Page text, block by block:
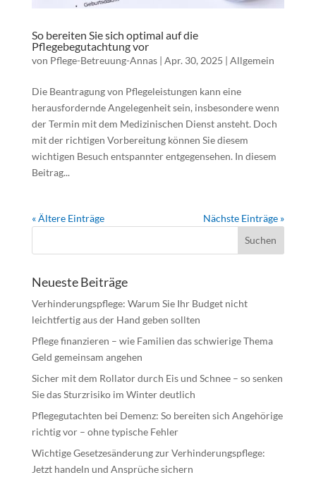
So bereiten Sie sich optimal auf die
Pflegebegutachtung vor
von Pflege-Betreuung-Annas| Apr. 30, 2025 | Allgemein
Die Beantragung von Pflegeleistungen kann eine
herausfordernde Angelegenheit sein, insbesondere wenn
der Termin mit dem Medizinischen Dienst ansteht. Doch
mit der richtigen Vorbereitung können Sie diesem
wichtigen Besuch entspannter entgegensehen. In diesem
Beitrag...
« Ältere Einträge Nächste Einträge »
Neueste Beiträge
Verhinderungspflege: Warum Sie Ihr Budget nicht
leichtfertig aus der Hand geben sollten
Pflege finanzieren – wie Familien das schwierige Thema
Geld gemeinsam angehen
Sicher mit dem Rollator durch Eis und Schnee – so senken
Sie das Sturzrisiko im Winter deutlich
Pflegegutachten bei Demenz: So bereiten sich Angehörige
richtig vor – ohne typische Fehler
Wichtige Gesetzesänderung zur Verhinderungspflege:
Jetzt handeln und Ansprüche sichern